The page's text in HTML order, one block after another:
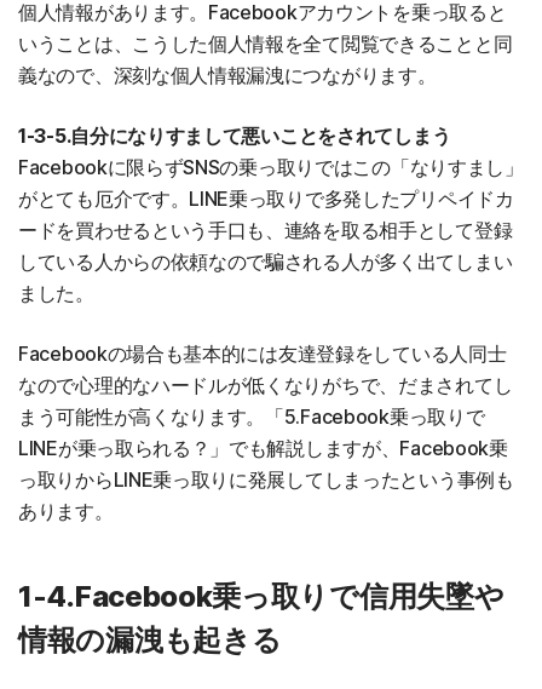
個人情報があります。Facebookアカウントを乗っ取ると
いうことは、こうした個人情報を全て閲覧できることと同
義なので、深刻な個人情報漏洩につながります。
1-3-5.自分になりすまして悪いことをされてしまう
Facebookに限らずSNSの乗っ取りではこの「なりすまし」
がとても厄介です。LINE乗っ取りで多発したプリペイドカ
ードを買わせるという手口も、連絡を取る相手として登録
している人からの依頼なので騙される人が多く出てしまい
ました。
Facebookの場合も基本的には友達登録をしている人同士
なので心理的なハードルが低くなりがちで、だまされてし
まう可能性が高くなります。「5.Facebook乗っ取りで
LINEが乗っ取られる？」でも解説しますが、Facebook乗
っ取りからLINE乗っ取りに発展してしまったという事例も
あります。
1-4.Facebook乗っ取りで信用失墜や
情報の漏洩も起きる